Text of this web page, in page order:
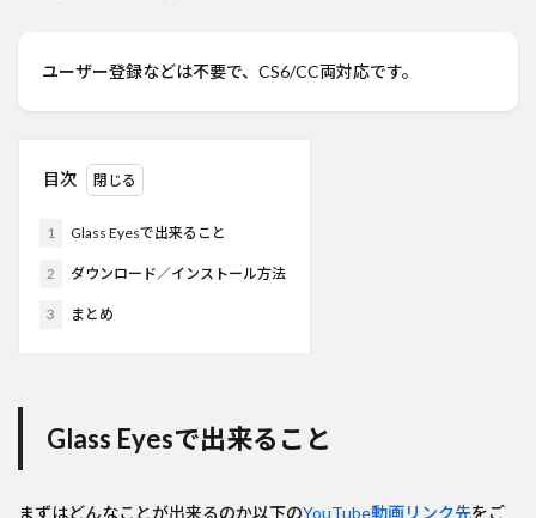
ユーザー登録などは不要で、CS6/CC両対応です。
目次
1 Glass Eyesで出来ること
2 ダウンロード／インストール方法
3 まとめ
Glass Eyesで出来ること
まずはどんなことが出来るのか以下のYouTube動画リンク先をご